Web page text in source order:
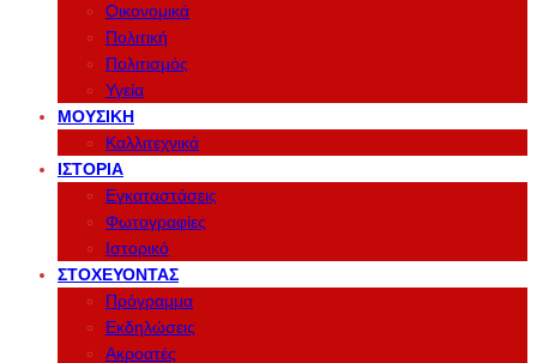
Οικονομικά
Πολιτική
Πολιτισμός
Υγεία
ΜΟΥΣΙΚΉ
Καλλιτεχνικά
ΙΣΤΟΡΊΑ
Εγκαταστάσεις
Φωτογραφίες
Ιστορικό
ΣΤΟΧΕΎΟΝΤΑΣ
Πρόγραμμα
Εκδηλώσεις
Ακροατές